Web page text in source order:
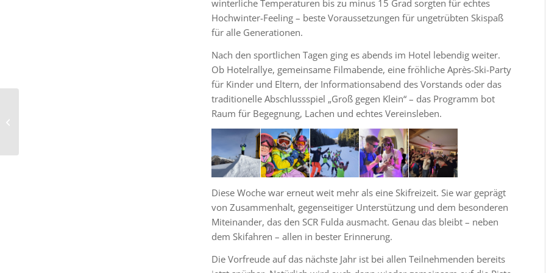
winterliche Temperaturen bis zu minus 15 Grad sorgten für echtes
Hochwinter-Feeling – beste Voraussetzungen für ungetrübten Skispaß
für alle Generationen.
Nach den sportlichen Tagen ging es abends im Hotel lebendig weiter.
Ob Hotelrallye, gemeinsame Filmabende, eine fröhliche Après-Ski-Party
für Kinder und Eltern, der Informationsabend des Vorstands oder das
traditionelle Abschlussspiel „Groß gegen Klein“ – das Programm bot
Raum für Begegnung, Lachen und echtes Vereinsleben.
Diese Woche war erneut weit mehr als eine Skifreizeit. Sie war geprägt
von Zusammenhalt, gegenseitiger Unterstützung und dem besonderen
Miteinander, das den SCR Fulda ausmacht. Genau das bleibt – neben
dem Skifahren – allen in bester Erinnerung.
Die Vorfreude auf das nächste Jahr ist bei allen Teilnehmenden bereits